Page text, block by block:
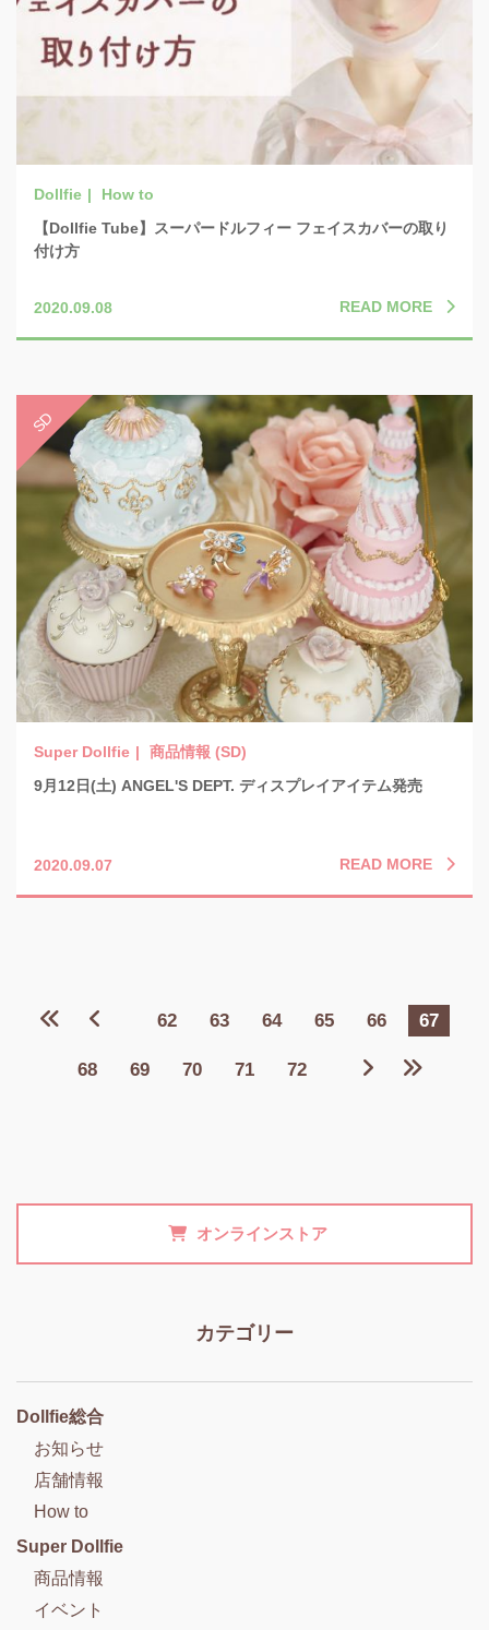
How to
【Dollfie Tube】スーパードルフィー フェイスカバーの取り
付け方
2020.09.08 READ MORE
商品情報 (SD)
9月12日(土) ANGEL'S DEPT. ディスプレイアイテム発売
2020.09.07 READ MORE
62 63 64 65 66 67
68 69 70 71 72
オンラインストア
カテゴリー
Dollfie総合
お知らせ
店舗情報
How to
Super Dollfie
商品情報
イベント